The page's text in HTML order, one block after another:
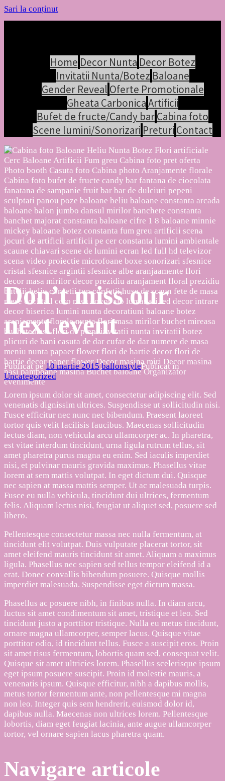
Sari la conținut
Home Decor Nunta Decor Botez
Invitatii Nunta/Botez Baloane
Gender Reveal Oferte Promotionale
Gheata CarbonicaArtificii
Bufet de fructe/Candy barCabina foto
Scene lumini/Sonorizari Preturi Contact
Don’t miss our
next event
Publicat pe10 martie 2015 ballonstylePublicat în
Uncategorized
Lorem ipsum dolor sit amet, consectetur adipiscing elit. Sed
venenatis dignissim ultrices. Suspendisse ut sollicitudin nisi.
Fusce efficitur nec nunc nec bibendum. Praesent laoreet
tortor quis velit facilisis faucibus. Maecenas sollicitudin
lectus diam, non vehicula arcu ullamcorper ac. In pharetra,
est vitae interdum tincidunt, urna ligula rutrum tellus, sit
amet pharetra purus magna eu enim. Sed iaculis imperdiet
nisi, et pulvinar mauris gravida maximus. Phasellus vitae
lorem at sem mattis volutpat. In eget dictum dui. Quisque
nec sapien at massa mattis semper. Ut ac malesuada turpis.
Fusce eu nulla vehicula, tincidunt dui ultrices, fermentum
felis. Aliquam lectus nisi, feugiat ut aliquet sed, posuere sed
libero.
Pellentesque consectetur massa nec nulla fermentum, at
tincidunt elit volutpat. Duis vulputate placerat tortor, sit
amet eleifend mauris tincidunt sit amet. Aliquam a maximus
ligula. Phasellus nec sapien sed tellus tempor eleifend id a
erat. Donec convallis bibendum posuere. Quisque mollis
imperdiet malesuada. Suspendisse eget dictum massa.
Phasellus ac posuere nibh, in finibus nulla. In diam arcu,
luctus sit amet condimentum sit amet, tristique et leo. Sed
tincidunt justo a porttitor tristique. Nulla eu metus tincidunt,
ornare magna ullamcorper, semper lacus. Quisque vitae
porttitor odio, id tincidunt tellus. Fusce a suscipit eros. Proin
sit amet risus fermentum, lobortis quam sed, consequat velit.
Quisque sit amet ultricies lorem. Phasellus scelerisque ipsum
eget ipsum posuere suscipit. Proin id molestie mauris, a
venenatis ipsum. Quisque efficitur, nibh a dapibus mollis,
metus tortor fermentum ante, non pellentesque mi magna
non leo. Integer quis sem hendrerit, euismod dolor id,
dapibus nulla. Maecenas non ultrices lorem. Pellentesque
lobortis, diam eget feugiat lacinia, ante augue ullamcorper
tortor, vel ornare sapien lacus pharetra quam.
Navigare articole